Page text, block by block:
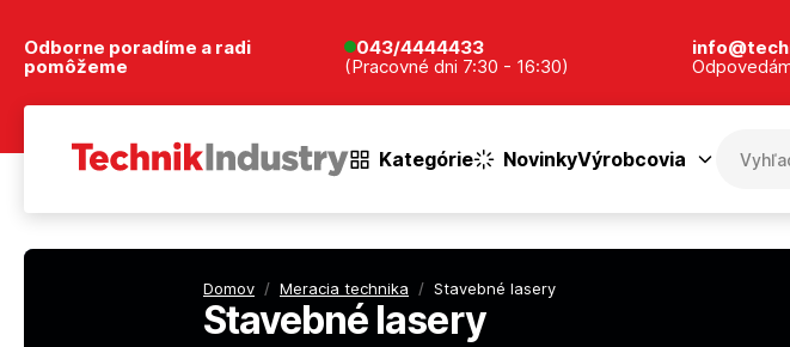
Odborne poradíme a radi
pomôžeme
043/4444433
(Pracovné dni 7:30 - 16:30)
Kategórie NovinkyVýrobcovia
Domov / Meracia technika / Stavebné lasery
Stavebné lasery